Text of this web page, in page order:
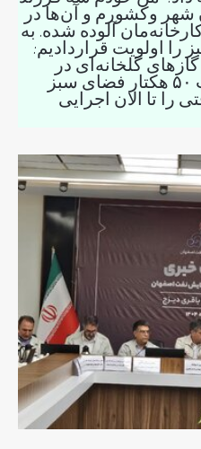
شهر وکشورم و آن‌ها در
آلوده شده. به
را اولویت قراردادیم:
گازهای گلخانه‌ای در
شش ماه گذشته، و کاشت ۵۰ هکتار فضای سبز
را تا الان اجرایی